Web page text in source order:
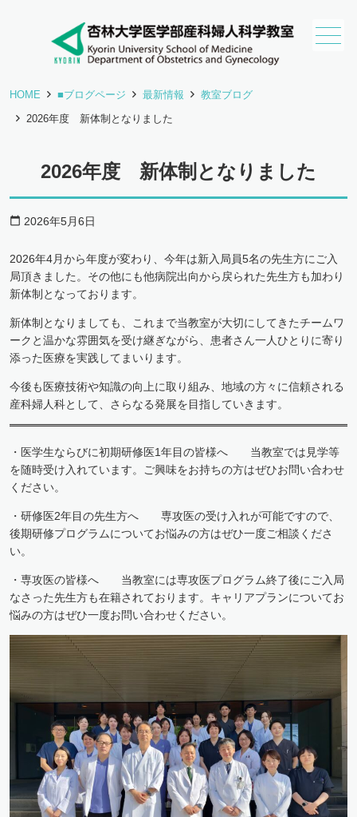
HOME ■ブログページ 最新情報
教室ブログ
2026年度 新体制となりました
2026年度 新体制となりました
calendar_today 2026年5月6日
2026年4月から年度が変わり、今年は新入局員5名の先生方にご入
局頂きました。その他にも他病院出向から戻られた先生方も加わり
新体制となっております。
新体制となりましても、これまで当教室が大切にしてきたチームワ
ークと温かな雰囲気を受け継ぎながら、患者さん一人ひとりに寄り
添った医療を実践してまいります。
今後も医療技術や知識の向上に取り組み、地域の方々に信頼される
産科婦人科として、さらなる発展を目指していきます。
・医学生ならびに初期研修医1年目の皆様へ 当教室では見学等
を随時受け入れています。ご興味をお持ちの方はぜひお問い合わせ
ください。
・研修医2年目の先生方へ 専攻医の受け入れが可能ですので、
後期研修プログラムについてお悩みの方はぜひ一度ご相談くださ
い。
・専攻医の皆様へ 当教室には専攻医プログラム終了後にご入局
なさった先生方も在籍されております。キャリアプランについてお
悩みの方はぜひ一度お問い合わせください。